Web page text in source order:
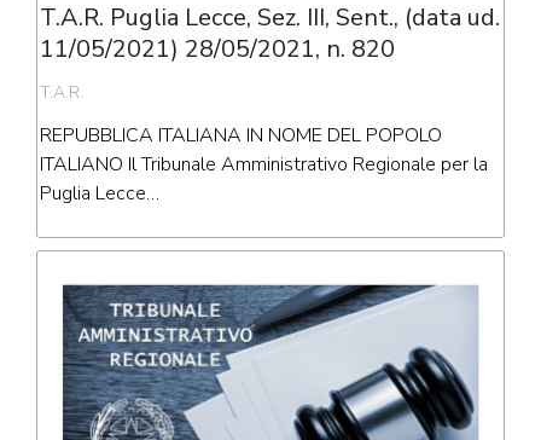
T.A.R. Puglia Lecce, Sez. III, Sent., (data ud.
11/05/2021) 28/05/2021, n. 820
T.A.R.
REPUBBLICA ITALIANA IN NOME DEL POPOLO
ITALIANO Il Tribunale Amministrativo Regionale per la
Puglia Lecce…